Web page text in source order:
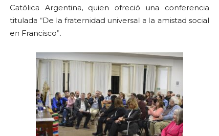
Católica Argentina, quien ofreció una conferencia
titulada “De la fraternidad universal a la amistad social
en Francisco”.